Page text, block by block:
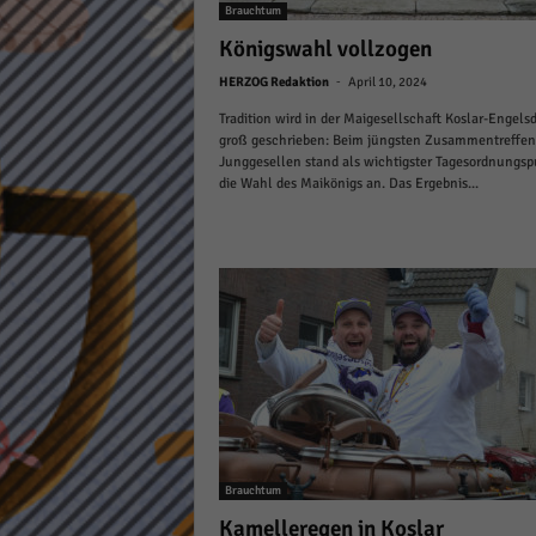
Brauchtum
Königswahl vollzogen
HERZOG Redaktion - April 10, 2024
Tradition wird in der Maigesellschaft Koslar-
groß geschrieben: Beim jüngsten
Junggesellen stand als wichtigster
die Wahl des Maikönigs an. Das Ergebnis...
Brauchtum
Kamelleregen in Koslar